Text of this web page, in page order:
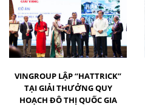
VINGROUP LẬP “HATTRICK”
TẠI GIẢI THƯỞNG QUY
HOẠCH ĐÔ THỊ QUỐC GIA